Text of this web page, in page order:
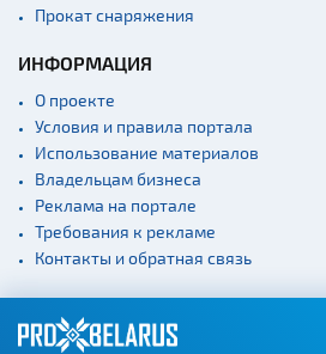
Прокат снаряжения
ИНФОРМАЦИЯ
О проекте
Условия и правила портала
Использование материалов
Владельцам бизнеса
Реклама на портале
Требования к рекламе
Контакты и обратная связь